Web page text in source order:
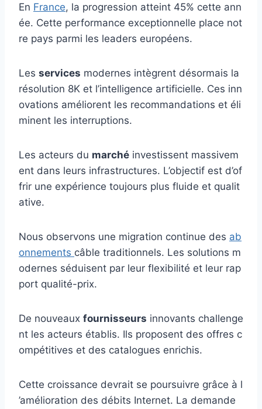
En France, la progression atteint 45% cette ann
ée. Cette performance exceptionnelle place not
re pays parmi les leaders européens.
Les services modernes intègrent désormais la
résolution 8K et l’intelligence artificielle. Ces inn
ovations améliorent les recommandations et éli
minent les interruptions.
Les acteurs du marché investissent massivem
ent dans leurs infrastructures. L’objectif est d’of
frir une expérience toujours plus fluide et qualit
ative.
Nous observons une migration continue des ab
onnements câble traditionnels. Les solutions m
odernes séduisent par leur flexibilité et leur rap
port qualité-prix.
De nouveaux fournisseurs innovants challenge
nt les acteurs établis. Ils proposent des offres c
ompétitives et des catalogues enrichis.
Cette croissance devrait se poursuivre grâce à l
’amélioration des débits Internet. La demande